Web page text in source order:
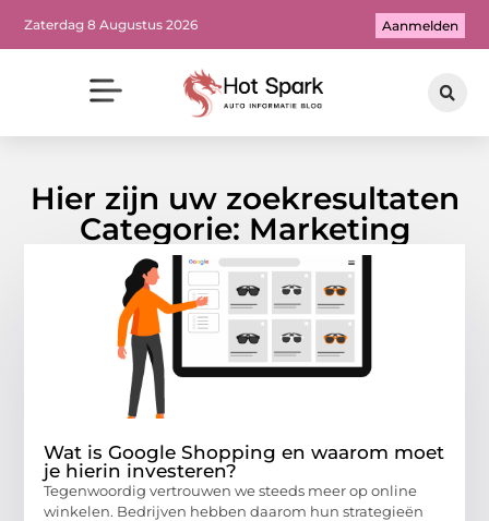
Zaterdag 8 Augustus 2026 Aanmelden
Hier zijn uw zoekresultaten
Categorie: Marketing
Wat is Google Shopping en waarom moet
je hierin investeren?
Tegenwoordig vertrouwen we steeds meer op online
winkelen. Bedrijven hebben daarom hun strategieën